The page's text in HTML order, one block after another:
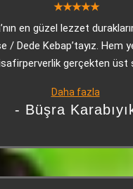
en güzel lezzet
/ Dede Kebap’tayız. Hem
gerçekten üst
geliyor… Kıvamı, tadı,
var ki… Gerçekten
güzel ağırlayan biri
Güleryüzü, hızlı servisi,
Daha fazla
- Büşra